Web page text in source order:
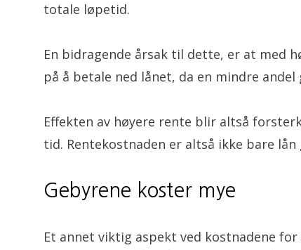
totale løpetid.
En bidragende årsak til dette, er at med
på å betale ned lånet, da en mindre
Effekten av høyere rente blir altså
tid. Rentekostnaden er altså ikke bare
Gebyrene koster mye
Et annet viktig aspekt ved kostnadene